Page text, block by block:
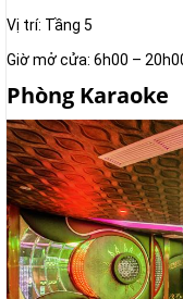
Vị trí: Tầng 5
Giờ mở cửa: 6h00 –
Phòng Karaoke